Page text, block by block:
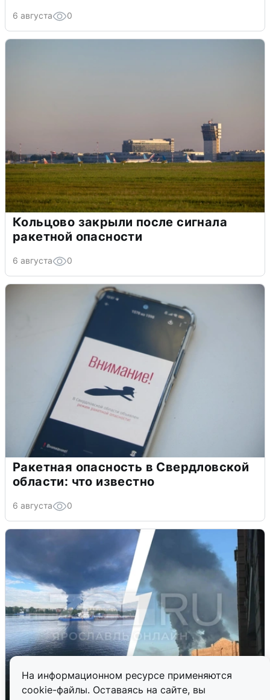
На информационном ресурсе применяются
cookie-файлы. Оставаясь на сайте, вы
6 августа 0
Кольцово закрыли после сигнала
ракетной опасности
6 августа 0
Ракетная опасность в Свердловской
области: что известно
6 августа 0